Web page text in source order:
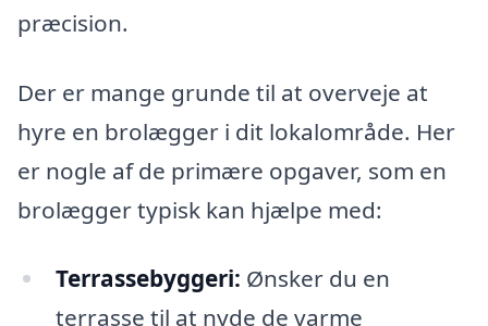
præcision.
Der er mange grunde til at overveje at
hyre en brolægger i dit lokalområde. Her
er nogle af de primære opgaver, som en
brolægger typisk kan hjælpe med:
Terrassebyggeri: Ønsker du en
terrasse til at nyde de varme